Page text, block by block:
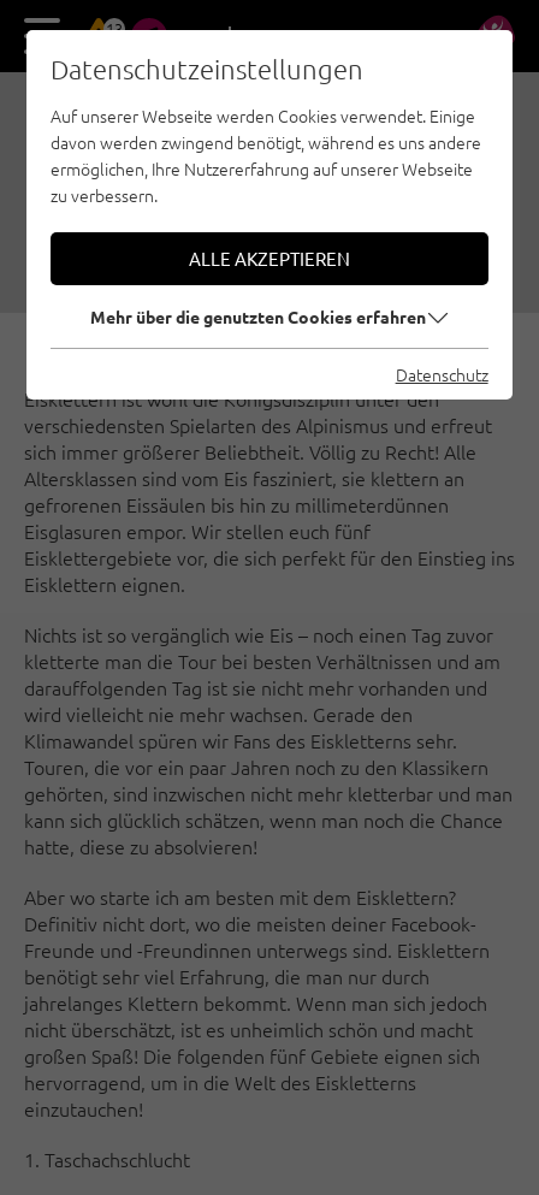
13 DE EN
DIE 5 BESTEN GEBIETE
FÜR DEN EINSTIEG INS
EISKLETTERN IN TIROL
Erstellt von Benjamin Zörer | Eisklettern, Allgemein
Eisklettern ist wohl die Königsdisziplin unter den
verschiedensten Spielarten des Alpinismus und erfreut
sich immer größerer Beliebtheit. Völlig zu Recht! Alle
Altersklassen sind vom Eis fasziniert, sie klettern an
gefrorenen Eissäulen bis hin zu millimeterdünnen
Eisglasuren empor. Wir stellen euch fünf
Eisklettergebiete vor, die sich perfekt für den Einstieg ins
Eisklettern eignen.
Nichts ist so vergänglich wie Eis – noch einen Tag zuvor
kletterte man die Tour bei besten Verhältnissen und am
darauffolgenden Tag ist sie nicht mehr vorhanden und
wird vielleicht nie mehr wachsen. Gerade den
Klimawandel spüren wir Fans des Eiskletterns sehr.
Touren, die vor ein paar Jahren noch zu den Klassikern
gehörten, sind inzwischen nicht mehr kletterbar und man
kann sich glücklich schätzen, wenn man noch die Chance
hatte, diese zu absolvieren!
Aber wo starte ich am besten mit dem Eisklettern?
Definitiv nicht dort, wo die meisten deiner Facebook-
Freunde und -Freundinnen unterwegs sind. Eisklettern
benötigt sehr viel Erfahrung, die man nur durch
jahrelanges Klettern bekommt. Wenn man sich jedoch
nicht überschätzt, ist es unheimlich schön und macht
großen Spaß! Die folgenden fünf Gebiete eignen sich
hervorragend, um in die Welt des Eiskletterns
einzutauchen!
1. Taschachschlucht
Datenschutzeinstellungen
Auf unserer Webseite werden Cookies verwendet. Einige
davon werden zwingend benötigt, während es uns andere
ermöglichen, Ihre Nutzererfahrung auf unserer Webseite
zu verbessern.
ALLE AKZEPTIEREN
Mehr über die genutzten Cookies erfahren
Datenschutz